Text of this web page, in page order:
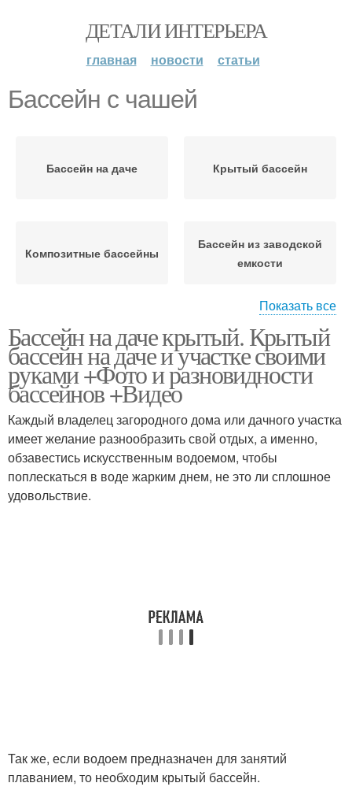
ДЕТАЛИ ИНТЕРЬЕРА
главная новости статьи
Бассейн с чашей
Бассейн на даче Крытый бассейн
Композитные бассейны
Бассейн из заводской
емкости
Бассейн на дачу
Уход за надувными
бассейнами
Надувной бассейн Надувные бассейны
Многоуровневый
Показать все
Бассейн на даче крытый. Крытый
бассейн на даче и участке своими
руками +Фото и разновидности
бассейнов +Видео
Каждый владелец загородного дома или дачного участка
имеет желание разнообразить свой отдых, а именно,
обзавестись искусственным водоемом, чтобы
поплескаться в воде жарким днем, не это ли сплошное
удовольствие.
Так же, если водоем предназначен для занятий
плаванием, то необходим крытый бассейн.